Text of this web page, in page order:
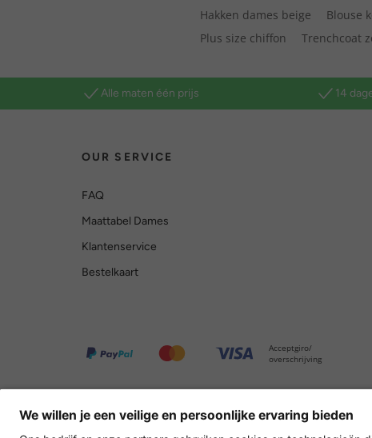
Hakken dames beige
Blouse
Plus size chiffon
Trenchcoat
Alle maten één prijs 14
OUR SERVICE
FAQ
Maattabel Dames
Klantenservice
Bestelkaart
Acceptgiro/
overschrijving
Nederland